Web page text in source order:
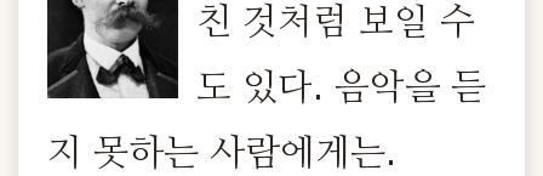
친 것처럼 보일 수
도 있다. 음악을 듣
지 못하는 사람에게는.